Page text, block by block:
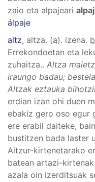
zaio eta alpajeari
álpaje
altz, altza. (a). izena.
Errekondoetan eta
zuhaitza.. Altza
iraungo badau;
Altzak eztauka
erdian izan ohi duen
ebakiz gero oso egur
ere erabil daiteke,
bustitzen bada laster
Aitzur-kirtenetarako
batean artazi-
azala oin izerditsuak